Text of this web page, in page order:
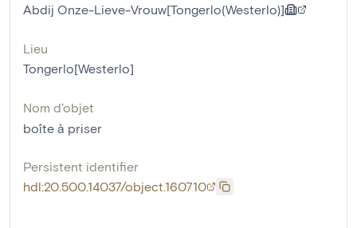
Abdij Onze-Lieve-Vrouw[Tongerlo(Westerlo)]
Lieu
Tongerlo[Westerlo]
Nom d'objet
boîte à priser
Persistent identifier
hdl:20.500.14037/object.160710